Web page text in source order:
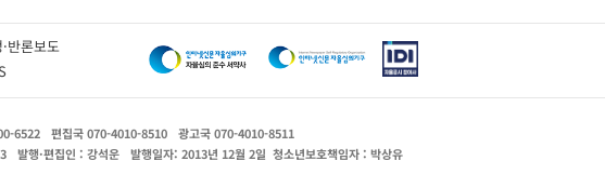
반론보도
6522 편집국 070-4010-8510
광고국 070-4010-8511
발행·편집인 : 강석운 발행일자: 2013년 12월 2일 청소년보호책임자 : 박상유